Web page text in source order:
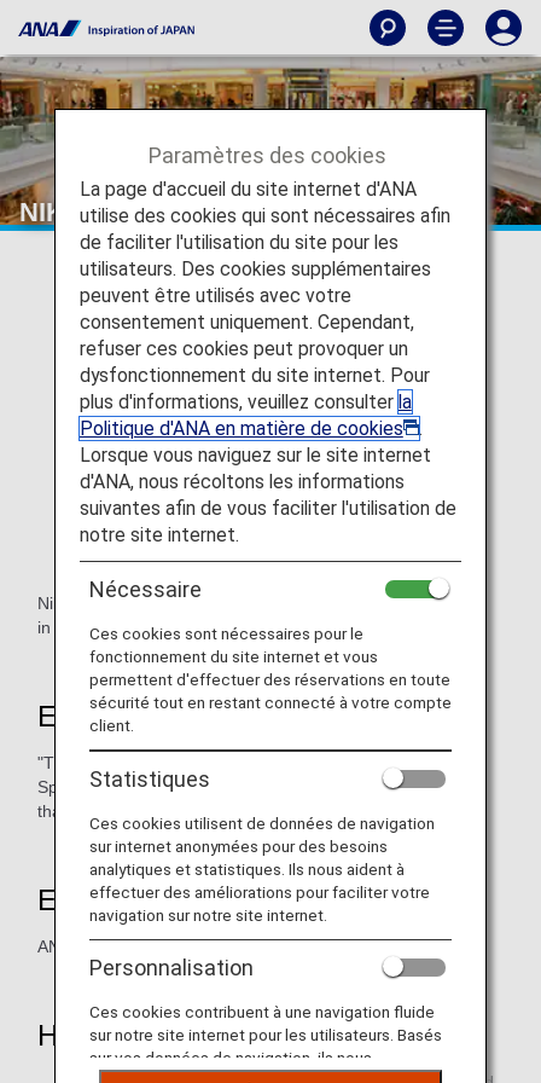
NIKKEI CHINA(HONG KONG) LTD
Nikkei is known as one of the famous financial newspapers
in the world. You can earn ANA mileage.
Earning Miles
"The Nikkei International Edition"
Special offer: Earn 2,000 miles for New Subscription more
than 6 months.
Eligible Members
ANA Mileage Club Member
How to Earn Miles
Paramètres des cookies
La page d'accueil du site internet d'ANA
utilise des cookies qui sont nécessaires afin
de faciliter l'utilisation du site pour les
utilisateurs. Des cookies supplémentaires
peuvent être utilisés avec votre
consentement uniquement. Cependant,
refuser ces cookies peut provoquer un
dysfonctionnement du site internet. Pour
plus d'informations, veuillez consulter la
Politique d'ANA en matière de cookies
.
Lorsque vous naviguez sur le site internet
d'ANA, nous récoltons les informations
suivantes afin de vous faciliter l'utilisation de
notre site internet.
Nécessaire
Ces cookies sont nécessaires pour le
fonctionnement du site internet et vous
permettent d'effectuer des réservations en toute
sécurité tout en restant connecté à votre compte
client.
Statistiques
Ces cookies utilisent de données de navigation
sur internet anonymées pour des besoins
analytiques et statistiques. Ils nous aident à
effectuer des améliorations pour faciliter votre
navigation sur notre site internet.
Personnalisation
Ces cookies contribuent à une navigation fluide
sur notre site internet pour les utilisateurs. Basés
sur vos données de navigation, ils nous